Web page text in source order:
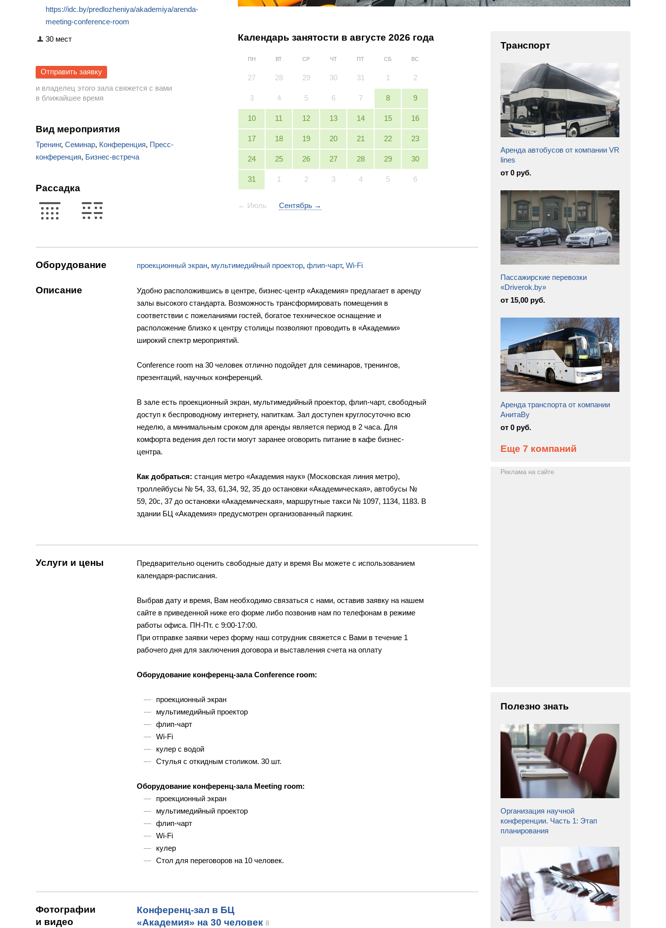
https://idc.by/predlozheniya/akademiya/arenda-
meeting-conference-room
30 мест
Отправить заявку
и владелец этого зала свяжется с вами
в ближайшее время
Вид мероприятия
Тренинг, Семинар, Конференция, Пресс-
конференция, Бизнес-встреча
Рассадка
Календарь занятости в августе 2026 года
← Июль Сентябрь →
ПН ВТ СР ЧТ ПТ СБ ВС
27 28 29 30 31 1 2
3 4 5 6 7 8 9
10 11 12 13 14 15 16
17 18 19 20 21 22 23
24 25 26 27 28 29 30
31 1 2 3 4 5 6
Оборудование проекционный экран, мультимедийный проектор, флип-чарт, Wi-Fi
Описание
Удобно расположившись в центре, бизнес-центр «Академия» предлагает в аренду
залы высокого стандарта. Возможность трансформировать помещения в
соответствии с пожеланиями гостей, богатое техническое оснащение и
расположение близко к центру столицы позволяют проводить в «Академии»
широкий спектр мероприятий.
Conference room на 30 человек отлично подойдет для семинаров, тренингов,
презентаций, научных конференций.
В зале есть проекционный экран, мультимедийный проектор, флип-чарт, свободный
доступ к беспроводному интернету, напиткам. Зал доступен круглосуточно всю
неделю, а минимальным сроком для аренды является период в 2 часа. Для
комфорта ведения дел гости могут заранее оговорить питание в кафе бизнес-
центра.
Как добраться: станция метро «Академия наук» (Московская линия метро),
троллейбусы № 54, 33, 61,34, 92, 35 до остановки «Академическая», автобусы №
59, 20с, 37 до остановки «Академическая», маршрутные такси № 1097, 1134, 1183. В
здании БЦ «Академия» предусмотрен организованный паркинг.
Услуги и цены
Предварительно оценить свободные дату и время Вы можете с использованием
календаря-расписания.
Выбрав дату и время, Вам необходимо связаться с нами, оставив заявку на нашем
сайте в приведенной ниже его форме либо позвонив нам по телефонам в режиме
работы офиса. ПН-Пт. с 9:00-17:00.
При отправке заявки через форму наш сотрудник свяжется с Вами в течение 1
рабочего дня для заключения договора и выставления счета на оплату
Оборудование конференц-зала Conference room:
проекционный экран
мультимедийный проектор
флип-чарт
Wi-Fi
кулер с водой
Стулья с откидным столиком. 30 шт.
Оборудование конференц-зала Meeting room:
проекционный экран
мультимедийный проектор
флип-чарт
Wi-Fi
кулер
Стол для переговоров на 10 человек.
Фотографии
и видео
Конференц-зал в БЦ
«Академия» на 30 человек 8
Транспорт
Аренда автобусов от компании VR
lines
от 0 руб.
Пассажирские перевозки
«Driverok.by»
от 15,00 руб.
Аренда транспорта от компании
АнитаВу
от 0 руб.
Еще 7 компаний
Реклама на сайте
Полезно знать
Организация научной
конференции. Часть 1: Этап
планирования